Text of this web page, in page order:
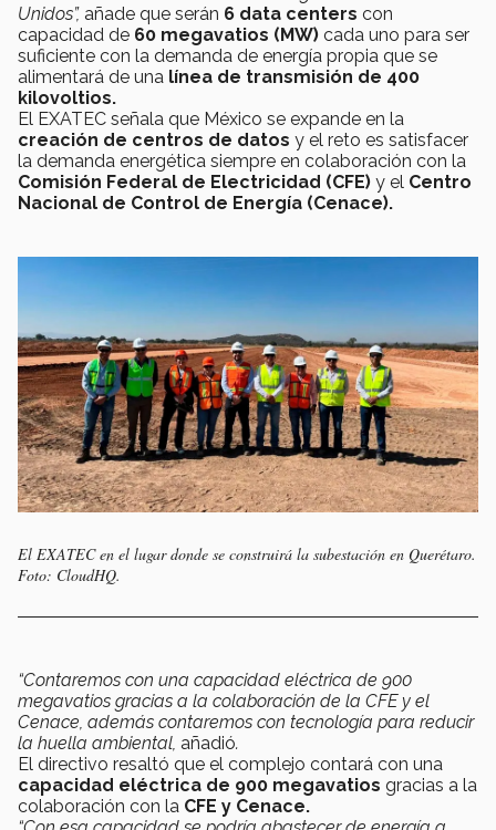
Unidos”, añade que serán 6 data centers con
capacidad de 60 megavatios (MW) cada uno para ser
suficiente con la demanda de energía propia que se
alimentará de una línea de transmisión de 400
kilovoltios.
El EXATEC señala que México se expande en la
creación de centros de datos y el reto es satisfacer
la demanda energética siempre en colaboración con la
Comisión Federal de Electricidad (CFE) y el Centro
Nacional de Control de Energía (Cenace).
El EXATEC en el lugar donde se construirá la subestación en Querétaro.
Foto: CloudHQ.
“Contaremos con una capacidad eléctrica de 900
megavatios gracias a la colaboración de la CFE y el
Cenace, además contaremos con tecnología para reducir
la huella ambiental, añadió.
El directivo resaltó que el complejo contará con una
capacidad eléctrica de 900 megavatios gracias a la
colaboración con la CFE y Cenace.